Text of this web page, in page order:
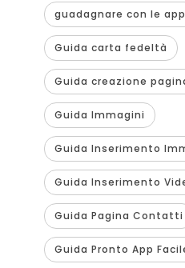
guadagnare con le app
Guida carta fedeltà
Guida creazione
Guida Immagini
Guida Inserimento
Guida Inserimento
Guida Pagina Contatti
Guida Pronto App